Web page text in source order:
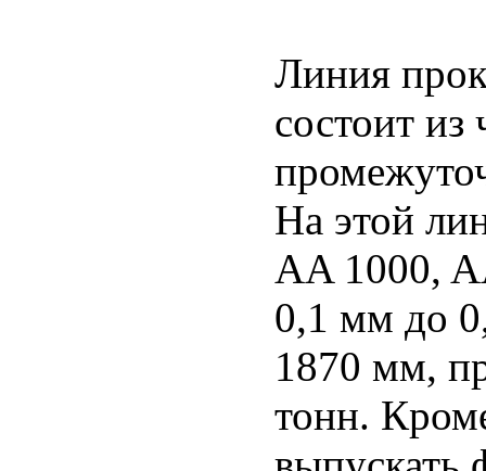
Линия
состоит из
На этой
AA 1000,
0,1 мм до
1870 мм,
тонн.